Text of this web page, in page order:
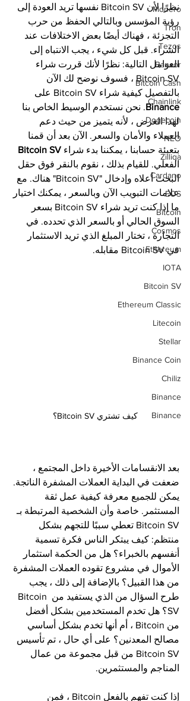
Monero
Tron
Tezos
Bancor
Bitcoin Cash
Chainlink
Dogecoin
NEO
Zilliqa
Cardano
EOS
Bitcoin
Cosmos
Ethereum
IOTA
Bitcoin SV
Ethereum Classic
Litecoin
Stellar
Binance Coin
Chiliz
Binance
Binance
نظرًا لأن Bitcoin SV نفسها تريد العودة إلى
رؤية المؤسس وبالتالي الحفظ من حرب
التجزئة ، فهناك أيضًا بعض الاختلافات عند
الشراء. قبل كل شيء ، يجب الانتباه إلى
العوامل التالية: نظرًا لأنك قررت شراء
Bitcoin SV ، فسوف نوضح لك الآن
بالتفصيل كيفية شراء Bitcoin SV على
Binance. نحن نستخدم الوسيط الخاص بنا
لهذا الغرض ، لأنه يتميز من حيث دعم
العملاء والأمان والسعر. الآن بعد أن قمنا
بتعبئة حسابنا ، يمكننا بدء شراء Bitcoin SV
الفعلي. للقيام بذلك ، نقوم بالنقر فوق حقل
البحث أعلاه وإدخال "Bitcoin SV" هناك. مع
علامات التبويب الآن وبالسعر ، يمكنك اختيار
ما إذا كنت تريد شراء Bitcoin SV بسعر
السوق الحالي أو بالسعر الذي تحدده. في
التجارة ، تختار المبلغ الذي تريد الاستثمار
في Bitcoin SV مقابله.
كيف تشتري Bitcoin SV؟
بعد الانقسامات الأخيرة داخل المجتمع ،
ضعفت في البداية العملات المشفرة الناتجة.
يمكن للجميع معرفة كيفية عمل ثقة
المستثمر. خاصة وأن الشخصية المرتبطة بـ
Bitcoin SV تعطي سببًا للتجهم بشكل
منتظم: كيف يبتكر الناس فكرة تسمية
أنفسهم بالخبراء؟ هل من الحكمة استثمار
الأموال في مشروع تقوده العملات المشفرة
من هذا القبيل؟ بالإضافة إلى ذلك ، يجب
طرح السؤال من الذي يستفيد من Bitcoin
SV؟ هل تخدم المستخدمين بشكل أفضل
من Bitcoin ، أم أنها تخدم بشكل أساسي
مصالح المعدنين؟ على أي حال ، تم تأسيس
Bitcoin SV من قبل مجموعة من عمال
المناجم والمستثمرين.
إذا كنت تفهم بالفعل Bitcoin ، فمن